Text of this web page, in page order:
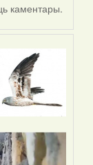
каментары.